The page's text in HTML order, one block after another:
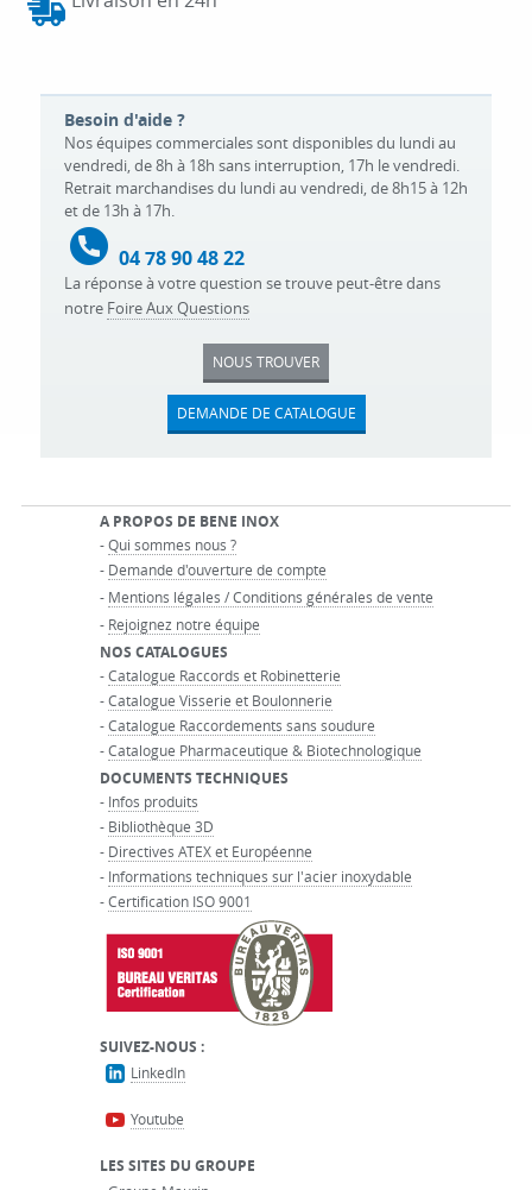
Besoin d'aide ?
Nos équipes commerciales sont disponibles du lundi au
vendredi, de 8h à 18h sans interruption, 17h le vendredi.
Retrait marchandises du lundi au vendredi, de 8h15 à 12h
et de 13h à 17h.
04 78 90 48 22
La réponse à votre question se trouve peut-être dans
notre Foire Aux Questions
NOUS TROUVER
DEMANDE DE CATALOGUE
A PROPOS DE BENE INOX
-Qui sommes nous ?
- Demande d'ouverture de compte
- Mentions légales / Conditions générales de vente
- Rejoignez notre équipe
NOS CATALOGUES
-Catalogue Raccords et Robinetterie
-Catalogue Visserie et Boulonnerie
-Catalogue Raccordements sans soudure
-Catalogue Pharmaceutique & Biotechnologique
DOCUMENTS TECHNIQUES
- Infos produits
- Bibliothèque 3D
- Directives ATEX et Européenne
- Informations techniques sur l'acier inoxydable
-Certification ISO 9001
SUIVEZ-NOUS :
LinkedIn
Youtube
LES SITES DU GROUPE